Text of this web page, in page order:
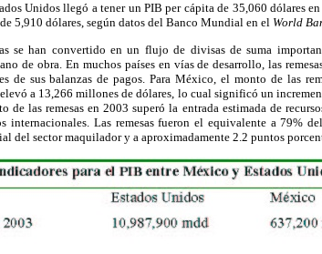
Unidos llegó a tener un PIB per cápita de 35,060 dólares
5,910 dólares, según datos del Banco Mundial en el World
se han convertido en un flujo de divisas de suma
de obra. En muchos países en vías de desarrollo, las
de sus balanzas de pagos. Para México, el monto de las
a 13,266 millones de dólares, lo cual significó un
de las remesas en 2003 superó la entrada estimada de
internacionales. Las remesas fueron el equivalente a 79%
del sector maquilador y a aproximadamente 2.2 puntos